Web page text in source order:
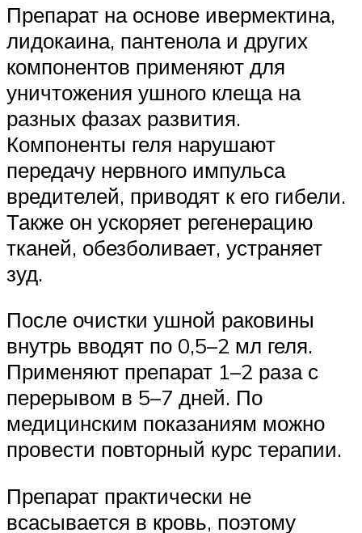
Препарат на основе ивермектина,
лидокаина, пантенола и других
компонентов применяют для
уничтожения ушного клеща на
разных фазах развития.
Компоненты геля нарушают
передачу нервного импульса
вредителей, приводят к его гибели.
Также он ускоряет регенерацию
тканей, обезболивает, устраняет
зуд.
После очистки ушной раковины
внутрь вводят по 0,5–2 мл геля.
Применяют препарат 1–2 раза с
перерывом в 5–7 дней. По
медицинским показаниям можно
провести повторный курс терапии.
Препарат практически не
всасывается в кровь, поэтому